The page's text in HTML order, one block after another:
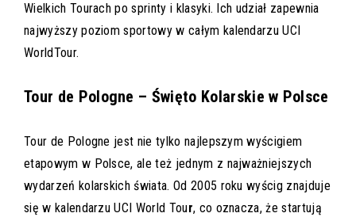
Wielkich Tourach po sprinty i klasyki. Ich udział zapewnia
najwyższy poziom sportowy w całym kalendarzu UCI
WorldTour.
Tour de Pologne – Święto Kolarskie w Polsce
Tour de Pologne jest nie tylko najlepszym wyścigiem
etapowym w Polsce, ale też jednym z najważniejszych
wydarzeń kolarskich świata. Od 2005 roku wyścig znajduje
się w kalendarzu UCI World Tour, co oznacza, że startują